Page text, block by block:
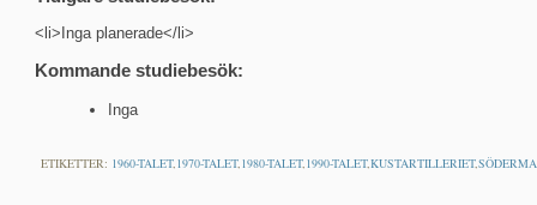
<li>Inga planerade</li>
Kommande studiebesök:
Inga
ETIKETTER: 1960-TALET,1970-TALET,1980-TALET,1990-TALET,KUSTARTILLERIET,